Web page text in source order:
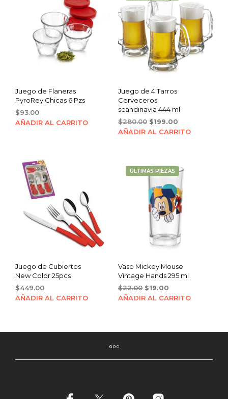
Juego de Flaneras
PyroRey Chicas 6 Pzs
$93.00
AÑADIR AL CARRITO
Juego de 4 Tarros
Cerveceros
scandinavia 444 ml
$280.00 Original
price
$199.00Current
price
AÑADIR AL CARRITO
Juego de Cubiertos
New Color 25pcs
$449.00
AÑADIR AL CARRITO
ÚLTIMAS PIEZAS
Vaso Mickey Mouse
Vintage Hands 295 ml
$22.00 Original
price
$19.00Current
price
AÑADIR AL CARRITO